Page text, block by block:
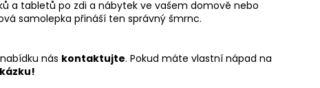
a tabletů po zdi a nábytek ve vašem domově nebo
samolepka přináší ten správný šmrnc.
nás kontaktujte. Pokud máte vlastní nápad na